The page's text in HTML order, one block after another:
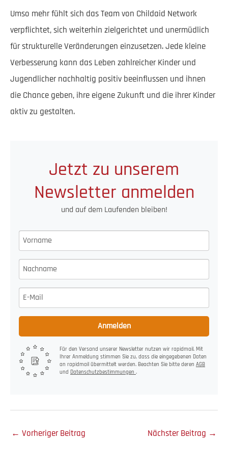
Umso mehr fühlt sich das Team von Childaid Network
verpflichtet, sich weiterhin zielgerichtet und unermüdlich
für strukturelle Veränderungen einzusetzen. Jede kleine
Verbesserung kann das Leben zahlreicher Kinder und
Jugendlicher nachhaltig positiv beeinflussen und ihnen
die Chance geben, ihre eigene Zukunft und die ihrer Kinder
aktiv zu gestalten.
Jetzt zu unserem
Newsletter anmelden
und auf dem Laufenden bleiben!
Anmelden
Für den Versand unserer Newsletter nutzen wir rapidmail. Mit
Ihrer Anmeldung stimmen Sie zu, dass die eingegebenen Daten
an rapidmail übermittelt werden. Beachten Sie bitte deren AGB
und Datenschutzbestimmungen .
← Vorheriger Beitrag Nächster Beitrag →